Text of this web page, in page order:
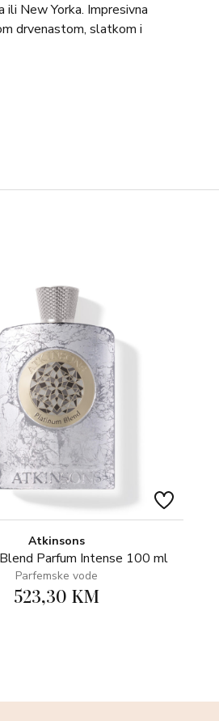
ili New Yorka. Impresivna
drvenastom, slatkom i
Atkinsons
Parfum Intense 100 ml
Parfemske vode
523,30 KM